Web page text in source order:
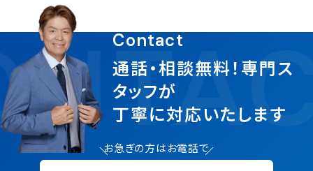
Contact
通話・相談無料！専門ス
タッフが
丁寧に対応いたします
お急ぎの方はお電話で